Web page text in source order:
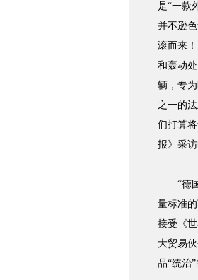
是“一款
并不逊
滚而来！
和轰动
辆，专
之一的
们打算
报》采
“德国
量标准
接受《
大贸易
品“统